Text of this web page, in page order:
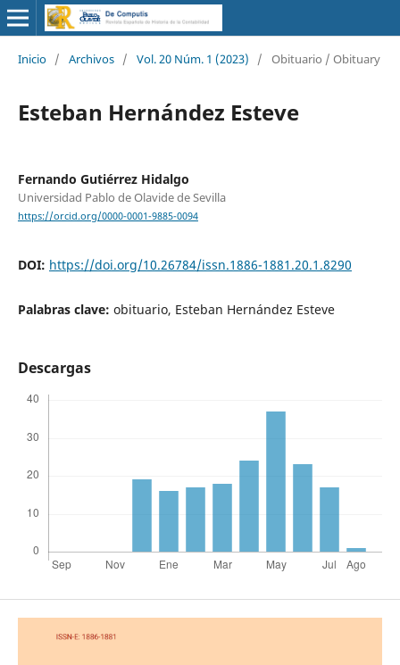
Inicio / Archivos / Vol. 20 Núm. 1 (2023) / Obituario / Obituary
Esteban Hernández Esteve
Fernando Gutiérrez Hidalgo
Universidad Pablo de Olavide de Sevilla
https://orcid.org/0000-0001-9885-0094
DOI: https://doi.org/10.26784/issn.1886-1881.20.1.8290
Palabras clave: obituario, Esteban Hernández Esteve
Descargas